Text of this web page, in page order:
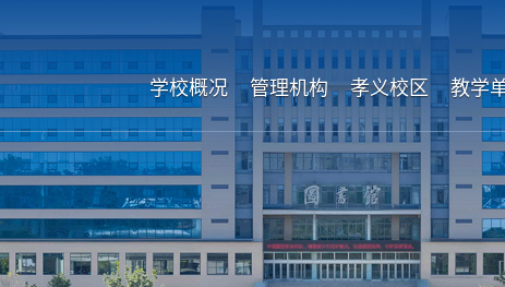
学校概况 管理机构 孝义校区 教学